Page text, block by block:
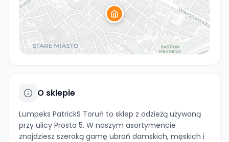
O sklepie
Lumpeks PatrickS Toruń to sklep z odzieżą używaną
przy ulicy Prosta 5. W naszym asortymencie
znajdziesz szeroką gamę ubrań damskich, męskich i